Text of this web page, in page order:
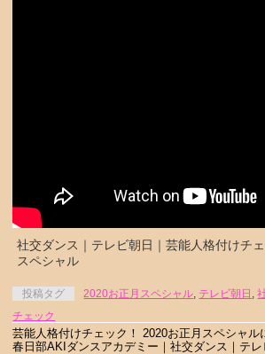
社交ダンス｜テレビ朝日｜芸能人格付けチ
スペシャル
投稿タグ 2020お正月スペシャル, テレビ朝日 ,
チェック
芸能人格付けチェック！ 2020お正月スペシャ
春日部AKIダンスアカデミー｜社交ダンス｜テ